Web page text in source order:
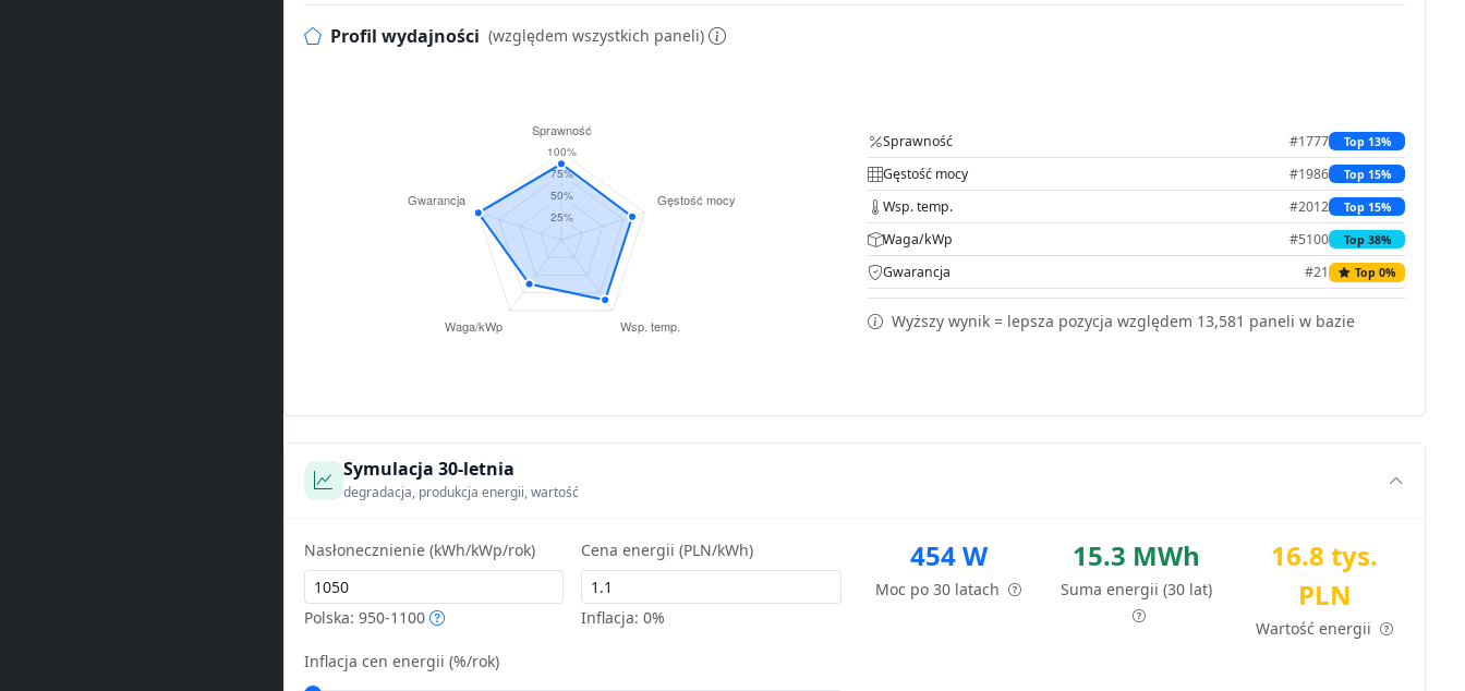
Profil wydajności (względem wszystkich paneli)
Sprawność #1777 Top 13%
Gęstość mocy #1986 Top 15%
Wsp. temp. #2012 Top 15%
Waga/kWp #5100 Top 38%
Gwarancja #21 Top 0%
Wyższy wynik = lepsza pozycja względem 13,581 paneli w bazie
Symulacja 30-letnia
degradacja, produkcja energii, wartość
Nasłonecznienie (kWh/kWp/rok)
Polska: 950-1100
Cena energii (PLN/kWh)
Inflacja:0%
Inflacja cen energii (%/rok)
454 W
Moc po 30 latach
15.3 MWh
Suma energii (30 lat)
16.8 tys.
PLN
Wartość energii